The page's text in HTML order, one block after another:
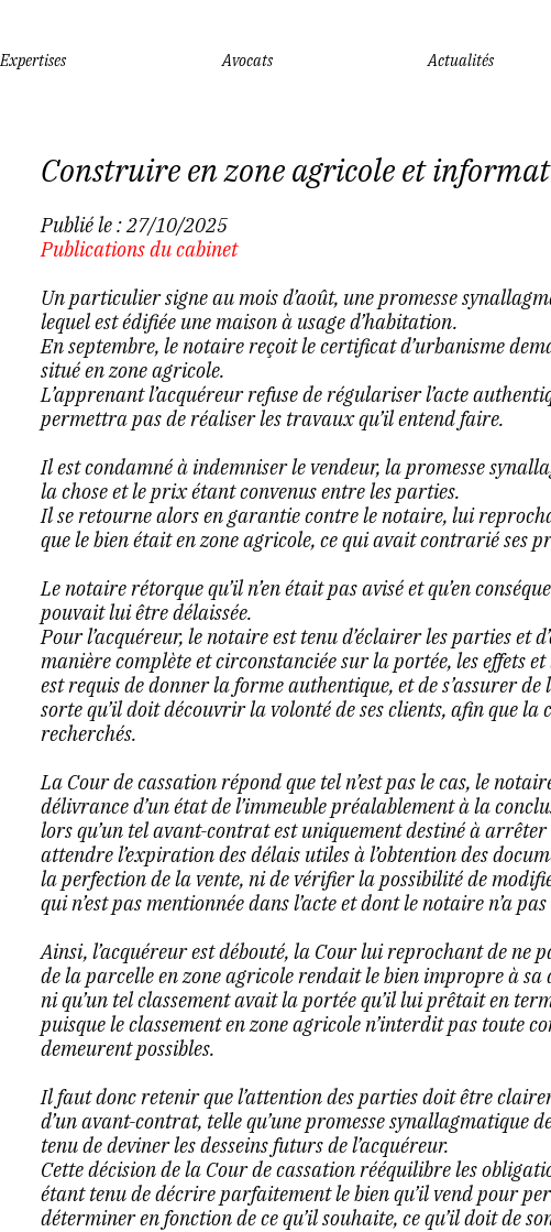
Expertises Avocats Actualités
Construire en zone agricole et
Publié le :27/10/2025
Publications du cabinet
Un particulier signe au mois d’août, une promesse
lequel est édifiée une maison à usage d’habitation.
En septembre, le notaire reçoit le certificat d’urbanisme
situé en zone agricole.
L’apprenant l’acquéreur refuse de régulariser l’acte
permettra pas de réaliser les travaux qu’il entend faire.
Il est condamné à indemniser le vendeur, la promesse
la chose et le prix étant convenus entre les parties.
Il se retourne alors en garantie contre le notaire, lui
que le bien était en zone agricole, ce qui avait contrarié ses
Le notaire rétorque qu’il n’en était pas avisé et qu’en
pouvait lui être délaissée.
Pour l’acquéreur, le notaire est tenu d’éclairer les parties et
manière complète et circonstanciée sur la portée, les effets
est requis de donner la forme authentique, et de s’assurer de
sorte qu’il doit découvrir la volonté de ses clients, afin que la
recherchés.
La Cour de cassation répond que tel n’est pas le cas, le
délivrance d’un état de l’immeuble préalablement à la
lors qu’un tel avant-contrat est uniquement destiné à
attendre l’expiration des délais utiles à l’obtention des
la perfection de la vente, ni de vérifier la possibilité de
qui n’est pas mentionnée dans l’acte et dont le notaire n’a pas
Ainsi, l’acquéreur est débouté, la Cour lui reprochant de ne
de la parcelle en zone agricole rendait le bien impropre à
ni qu’un tel classement avait la portée qu’il lui prêtait en
puisque le classement en zone agricole n’interdit pas toute
demeurent possibles.
Il faut donc retenir que l’attention des parties doit être
d’un avant-contrat, telle qu’une promesse synallagmatique
tenu de deviner les desseins futurs de l’acquéreur.
Cette décision de la Cour de cassation rééquilibre les
étant tenu de décrire parfaitement le bien qu’il vend pour
déterminer en fonction de ce qu’il souhaite, ce qu’il doit de